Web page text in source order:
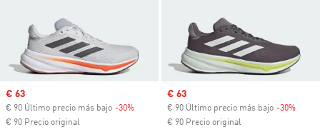
Precio de venta
€ 63
€ 90 Último precio más bajo -30% Descuento
€ 90 Precio original
Precio de venta
€ 63
€ 90 Último precio más bajo -30%
€ 90 Precio original